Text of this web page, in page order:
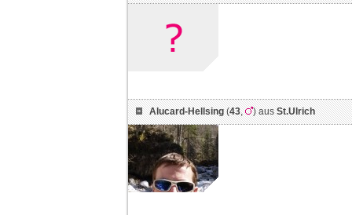
Alucard-Hellsing(43, ) ausSt.Ulrich